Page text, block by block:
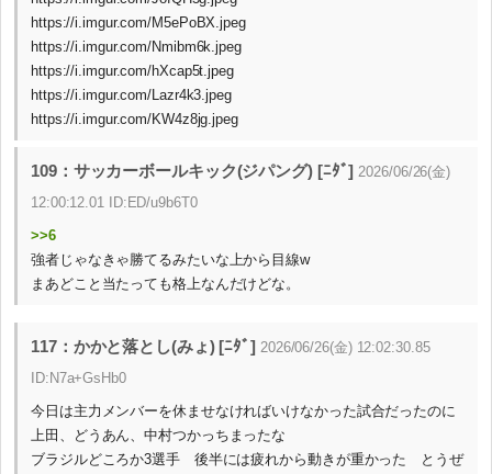
https://i.imgur.com/M5ePoBX.jpeg
https://i.imgur.com/Nmibm6k.jpeg
https://i.imgur.com/hXcap5t.jpeg
https://i.imgur.com/Lazr4k3.jpeg
https://i.imgur.com/KW4z8jg.jpeg
109：サッカーボールキック(ジパング) [ﾆﾀﾞ] 2026/06/26(金)
12:00:12.01 ID:ED/u9b6T0
>>6
強者じゃなきゃ勝てるみたいな上から目線w
まあどこと当たっても格上なんだけどな。
117：かかと落とし(みょ) [ﾆﾀﾞ] 2026/06/26(金) 12:02:30.85
ID:N7a+GsHb0
今日は主力メンバーを休ませなければいけなかった試合だったのに
上田、どうあん、中村つかっちまったな
ブラジルどころか3選手 後半には疲れから動きが重かった とうぜ